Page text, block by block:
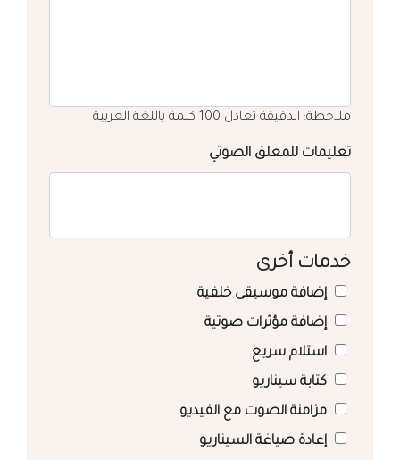
ملاحظة: الدقيقة تعادل 100 كلمة باللغة العربية
تعليمات للمعلق الصوتي
خدمات أخرى
إضافة موسيقى خلفية
إضافة مؤثرات صوتية
استلام سريع
كتابة سيناريو
مزامنة الصوت مع الفيديو
إعادة صياغة السيناريو